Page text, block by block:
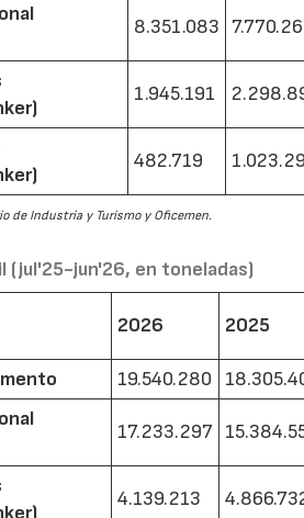
8.351.083
1.945.191
482.719
de Industria y Turismo y Oficemen.
(jul'25-jun'26, en toneladas)
2026 2025
19.540.280
17.233.297
4.139.213